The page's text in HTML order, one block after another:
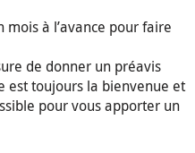
à l’avance pour faire
de donner un préavis
est toujours la bienvenue et
pour vous apporter un